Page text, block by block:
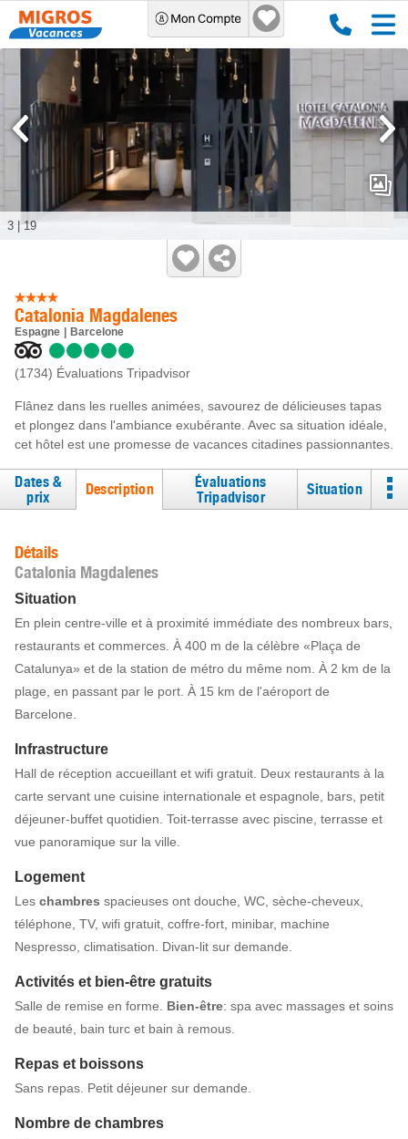
Catalonia Magdalenes
Espagne Barcelone
(1734) Évaluations Tripadvisor
Flânez dans les ruelles animées, savourez de délicieuses tapas
et plongez dans l'ambiance exubérante. Avec sa situation idéale,
cet hôtel est une promesse de vacances citadines passionnantes.
3 |19
Dates &
prix
Description
Évaluations
Tripadvisor
Situation
Détails
Catalonia Magdalenes
Situation
En plein centre-ville et à proximité immédiate des nombreux bars,
restaurants et commerces. À 400 m de la célèbre «Plaça de
Catalunya» et de la station de métro du même nom. À 2 km de la
plage, en passant par le port. À 15 km de l'aéroport de
Barcelone.
Infrastructure
Hall de réception accueillant et wifi gratuit. Deux restaurants à la
carte servant une cuisine internationale et espagnole, bars, petit
déjeuner-buffet quotidien. Toit-terrasse avec piscine, terrasse et
vue panoramique sur la ville.
Logement
Les chambres spacieuses ont douche, WC, sèche-cheveux,
téléphone, TV, wifi gratuit, coffre-fort, minibar, machine
Nespresso, climatisation. Divan-lit sur demande.
Activités et bien-être gratuits
Salle de remise en forme. Bien-être: spa avec massages et soins
de beauté, bain turc et bain à remous.
Repas et boissons
Sans repas. Petit déjeuner sur demande.
Nombre de chambres